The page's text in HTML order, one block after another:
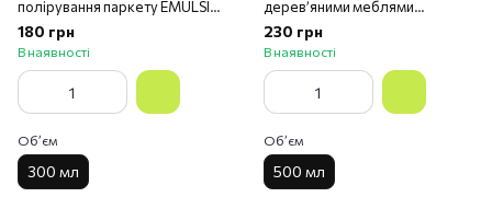
полірування паркету EMULSIO
MANGIAPOLVERE PAVIMEN
PARQUET 300 мл
180 грн
В наявності
Обʼєм
300 мл
дерев’яними меблями
PRONTO ALOE VERA TRIGGER
500 мл
230 грн
В наявності
Обʼєм
500 мл